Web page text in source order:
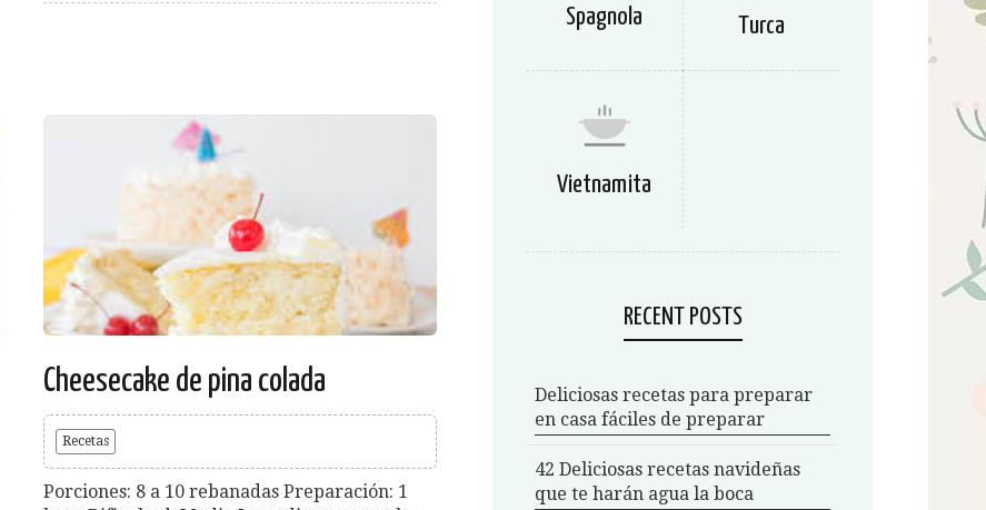
Cheesecake de pina colada
Recetas
Porciones: 8 a 10 rebanadas Preparación: 1
Spagnola Turca
Vietnamita
RECENT POSTS
Deliciosas recetas para preparar
en casa fáciles de preparar
42 Deliciosas recetas navideñas
que te harán agua la boca